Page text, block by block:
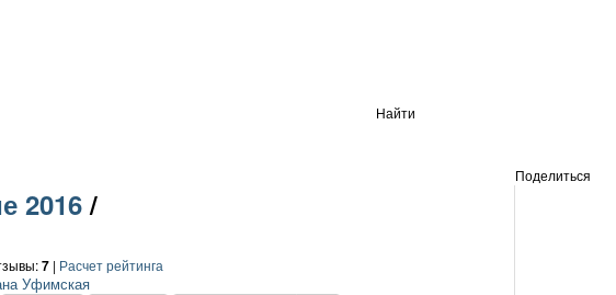
Найти
Поделиться
2016/
7 | Расчет рейтинга
Уфимская